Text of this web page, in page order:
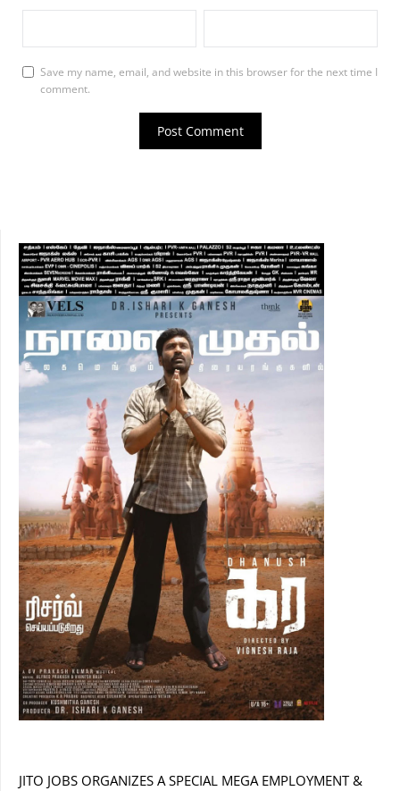
Save my name, email, and website in this browser for the next time I
comment.
JITO JOBS ORGANIZES A SPECIAL MEGA EMPLOYMENT &